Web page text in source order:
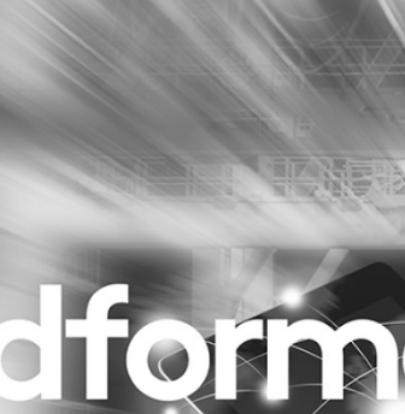
Purpose
Reputatie &